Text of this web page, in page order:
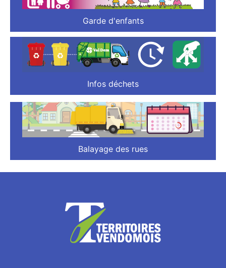
Garde d'enfants
Infos déchets
Balayage des rues